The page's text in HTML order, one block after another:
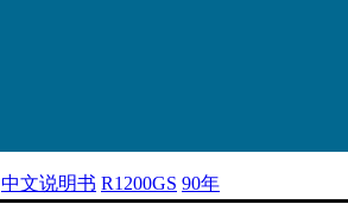
中文说明书 R1200GS 90年